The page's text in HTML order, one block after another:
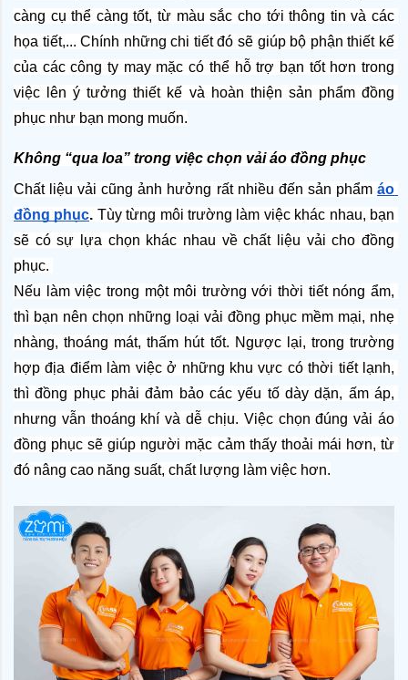
càng cụ thể càng tốt, từ màu sắc cho tới thông tin và các
họa tiết,... Chính những chi tiết đó sẽ giúp bộ phận thiết kế
của các công ty may mặc có thể hỗ trợ bạn tốt hơn trong
việc lên ý tưởng thiết kế và hoàn thiện sản phẩm đồng
phục như bạn mong muốn.
Không “qua loa” trong việc chọn vải áo đồng phục
Chất liệu vải cũng ảnh hưởng rất nhiều đến sản phẩm áo
đồng phục. Tùy từng môi trường làm việc khác nhau, bạn
sẽ có sự lựa chọn khác nhau về chất liệu vải cho đồng
phục.
Nếu làm việc trong một môi trường với thời tiết nóng ẩm,
thì bạn nên chọn những loại vải đồng phục mềm mại, nhẹ
nhàng, thoáng mát, thấm hút tốt. Ngược lại, trong trường
hợp địa điểm làm việc ở những khu vực có thời tiết lạnh,
thì đồng phục phải đảm bảo các yếu tố dày dặn, ấm áp,
nhưng vẫn thoáng khí và dễ chịu. Việc chọn đúng vải áo
đồng phục sẽ giúp người mặc cảm thấy thoải mái hơn, từ
đó nâng cao năng suất, chất lượng làm việc hơn.